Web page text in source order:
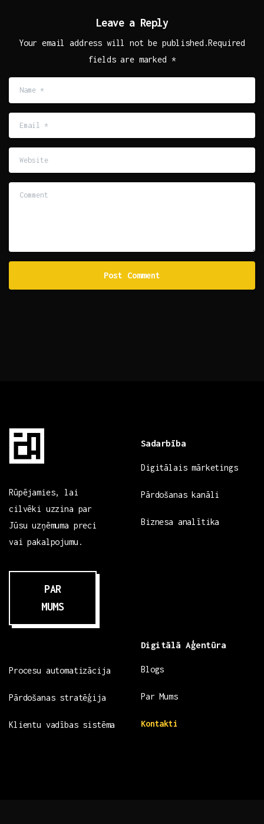
Leave a Reply
Your email address will not be published.Required
fields are marked *
*
Website
Rūpējamies, lai
cilvēki uzzina par
Jūsu uzņēmuma preci
vai pakalpojumu.
PAR
MUMS
Sadarbība
Digitālais mārketings
Pārdošanas kanāli
Biznesa analītika
Procesu automatizācija
Pārdošanas stratēģija
Klientu vadības sistēma
Digitālā Aģentūra
Blogs
Par Mums
Kontakti